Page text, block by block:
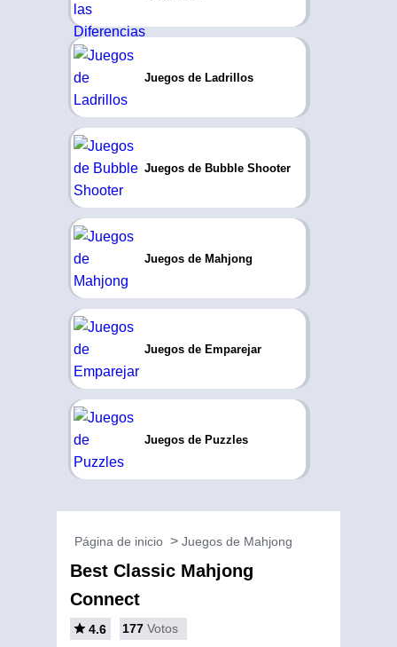
Juegos de Ladrillos
Juegos de Bubble Shooter
Juegos de Mahjong
Juegos de Emparejar
Juegos de Puzzles
Página de inicio Juegos de Mahjong
Best Classic Mahjong
Connect
4.6 177 Votos